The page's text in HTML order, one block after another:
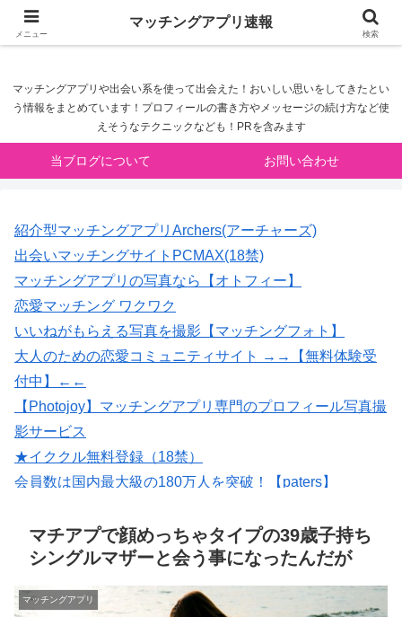
マッチングアプリ速報
マッチングアプリや出会い系を使って出会えた！おいしい思いをしてきたとい
う情報をまとめています！プロフィールの書き方やメッセージの続け方など使
えそうなテクニックなども！PRを含みます
当ブログについて お問い合わせ
紹介型マッチングアプリArchers(アーチャーズ)
出会いマッチングサイトPCMAX(18禁)
マッチングアプリの写真なら【オトフィー】
恋愛マッチング ワクワク
いいねがもらえる写真を撮影【マッチングフォト】
大人のための恋愛コミュニティサイト →→【無料体験受
付中】←←
【Photojoy】マッチングアプリ専門のプロフィール写真撮
影サービス
★イククル無料登録（18禁）
会員数は国内最大級の180万人を突破！【paters】
集/R18
マチアプで顔めっちゃタイプの39歳子持ち
シングルマザーと会う事になったんだが
マッチングアプリ
メニュー
マッチングアプリ速報
検索